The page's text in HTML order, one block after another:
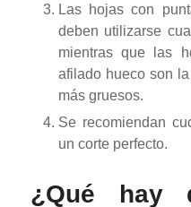
Las hojas con
deben utilizarse
mientras que las
afilado hueco son
más gruesos.
Se recomiendan
un corte perfecto.
¿Qué hay